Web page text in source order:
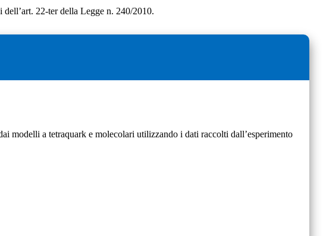
22-ter della Legge n. 240/2010.
modelli a tetraquark e molecolari utilizzando i dati raccolti dall’esperimento